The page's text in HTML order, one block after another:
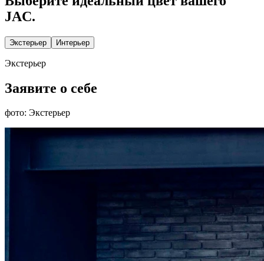
JAC.
Экстерьер Интерьер
Экстерьер
Заявите о себе
фото: Экстерьер